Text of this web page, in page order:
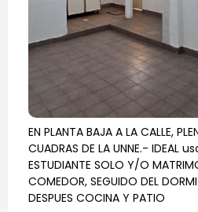
Servicios
EN PLANTA BAJA A LA CALLE,
CUADRAS DE LA UNNE.- IDEAL
ESTUDIANTE SOLO Y/O
COMEDOR, SEGUIDO DEL
DESPUES COCINA Y PATIO